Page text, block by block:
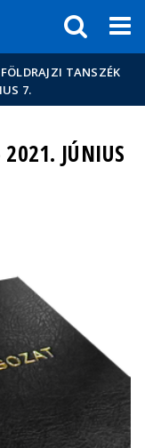
TANSZÉK
7.
2021. JÚNIUS